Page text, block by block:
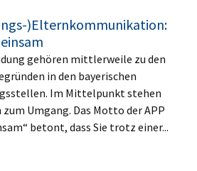
)Elternkommunikation:
gehören mittlerweile zu den
in den bayerischen
Im Mittelpunkt stehen
Umgang. Das Motto der APP
betont, dass Sie trotz einer...